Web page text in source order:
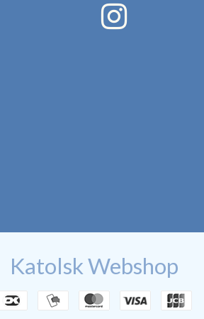
Katolsk Webshop